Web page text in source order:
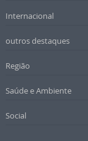
Internacional
outros destaques
Região
Saúde e Ambiente
Social